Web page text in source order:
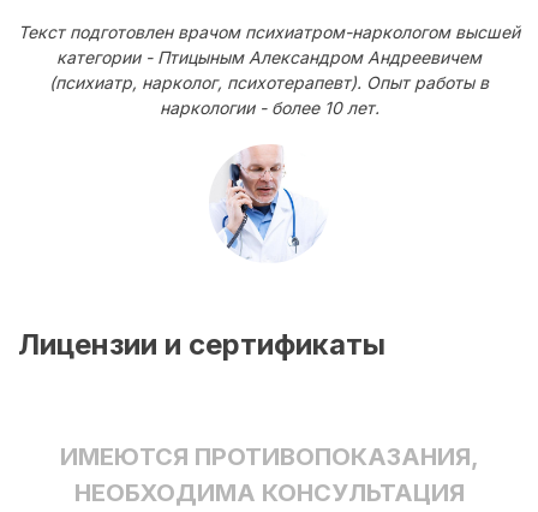
Текст подготовлен врачом психиатром-наркологом высшей
категории - Птицыным Александром Андреевичем
(психиатр, нарколог, психотерапевт). Опыт работы в
наркологии - более 10 лет.
Лицензии и сертификаты
ИМЕЮТСЯ ПРОТИВОПОКАЗАНИЯ,
НЕОБХОДИМА КОНСУЛЬТАЦИЯ